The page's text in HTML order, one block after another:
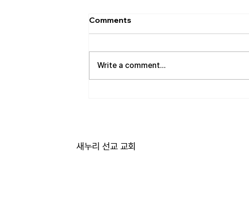
[2026.08.02] “세상에서 제일
요? 모두가 아시는 대로 바로 교만
입니다. 이번 새벽기도 본문인 에
그렇다면 하나님께서는 왜 이토록
교만을 싫어하실까요? 성경에 말
Comments
Write a comment...
새누리 선교 교회